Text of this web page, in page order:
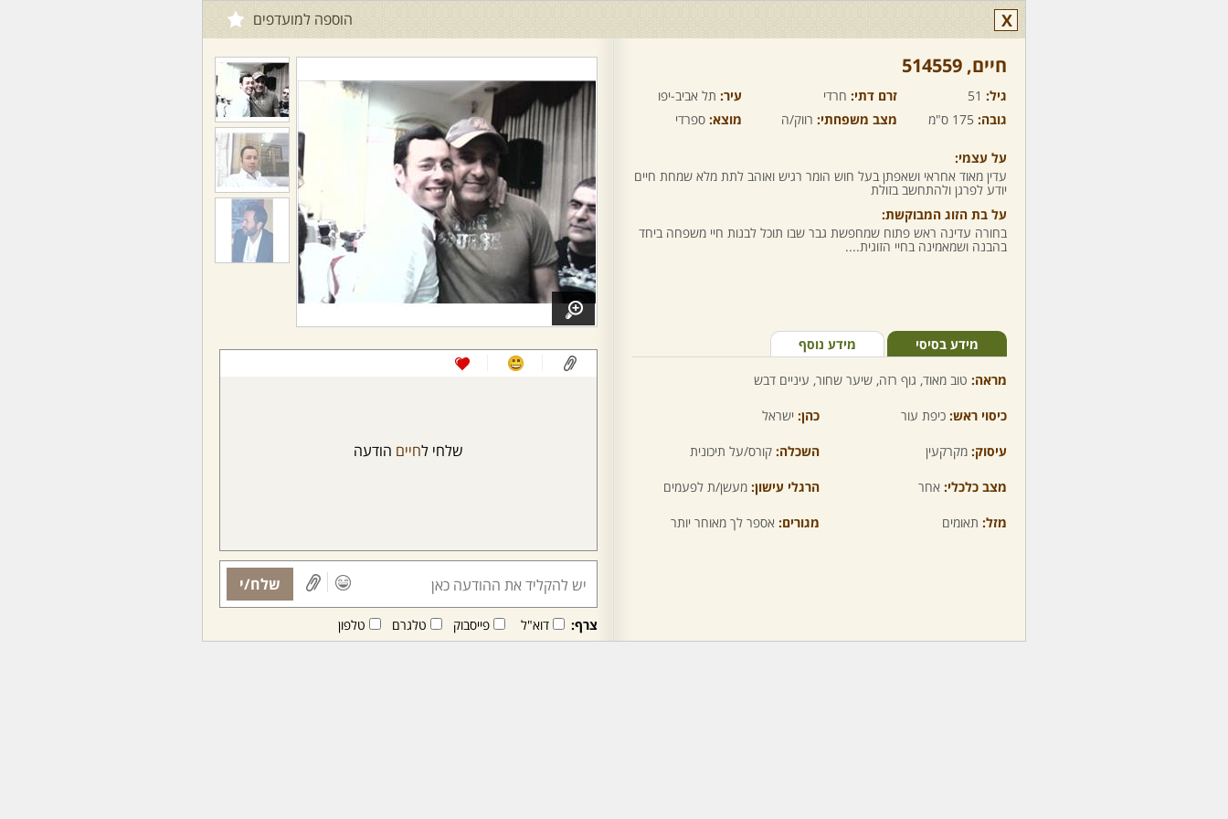
X הוספה למועדפים
חיים,‏ 514559
גיל: 51 זרם דתי: חרדי עיר: תל אביב-יפו
גובה: 175 ס"מ מצב משפחתי: רווק/ה מוצא: ספרדי
על עצמי:
עדין מאוד אחראי ושאפתן בעל חוש הומר רגיש ואוהב לתת מלא שמחת חיים
יודע לפרגן ולהתחשב בזולת
על בת הזוג המבוקשת:
בחורה עדינה ראש פתוח שמחפשת גבר שבו תוכל לבנות חיי משפחה ביחד
בהבנה ושמאמינה בחיי הזוגית....
מידע בסיסי מידע נוסף
מראה: טוב מאוד, גוף רזה, שיער שחור, עיניים דבש
כיסוי ראש: כיפת עור כהן: ישראל
עיסוק: מקרקעין השכלה: קורס/על תיכונית
מצב כלכלי: אחר הרגלי עישון: מעשן/ת לפעמים
מזל: תאומים מגורים: אספר לך מאוחר יותר
שלחי לחיים הודעה
שלח/י
צרף: דוא"ל פייסבוק טלגרם טלפון